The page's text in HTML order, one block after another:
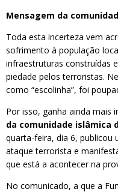
Mensagem da
Toda esta incerteza vem
sofrimento à população
infraestruturas construídas
piedade pelos terroristas.
como “escolinha”, foi
Por isso, ganha ainda mais
da comunidade islâmica
quarta-feira, dia 6, publicou
ataque terrorista e
que está a acontecer na
No comunicado, a que a